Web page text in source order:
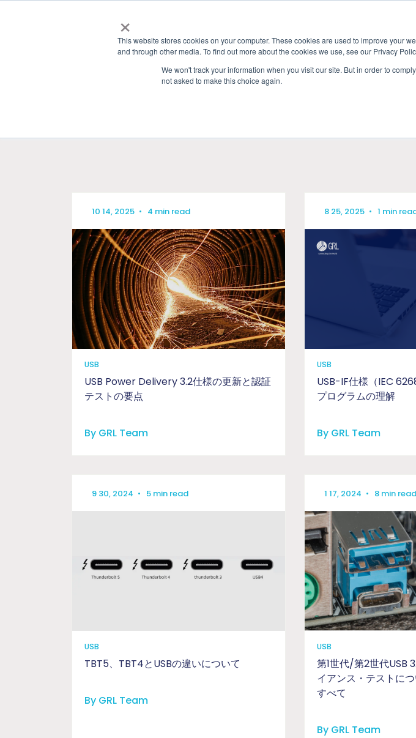
×
This website stores cookies on your computer. These cookies are used to improve your
and through other media. To find out more about the cookies we use, see our Privacy
We won't track your information when you visit our site. But in order to
not asked to make this choice again.
10 14, 2025 • 4 min read
USB
USB Power Delivery 3.2仕様の更新と認証
テストの要点
By GRL Team
8 25, 2025 • 1 min
USB
USB-IF仕様（IEC
プログラムの理解
By GRL Team
9 30, 2024 • 5 min read
USB
TBT5、TBT4とUSBの違いについて
By GRL Team
1 17, 2024 • 8 min read
USB
第1世代/第2世代USB
イアンス・テストに
すべて
By GRL Team